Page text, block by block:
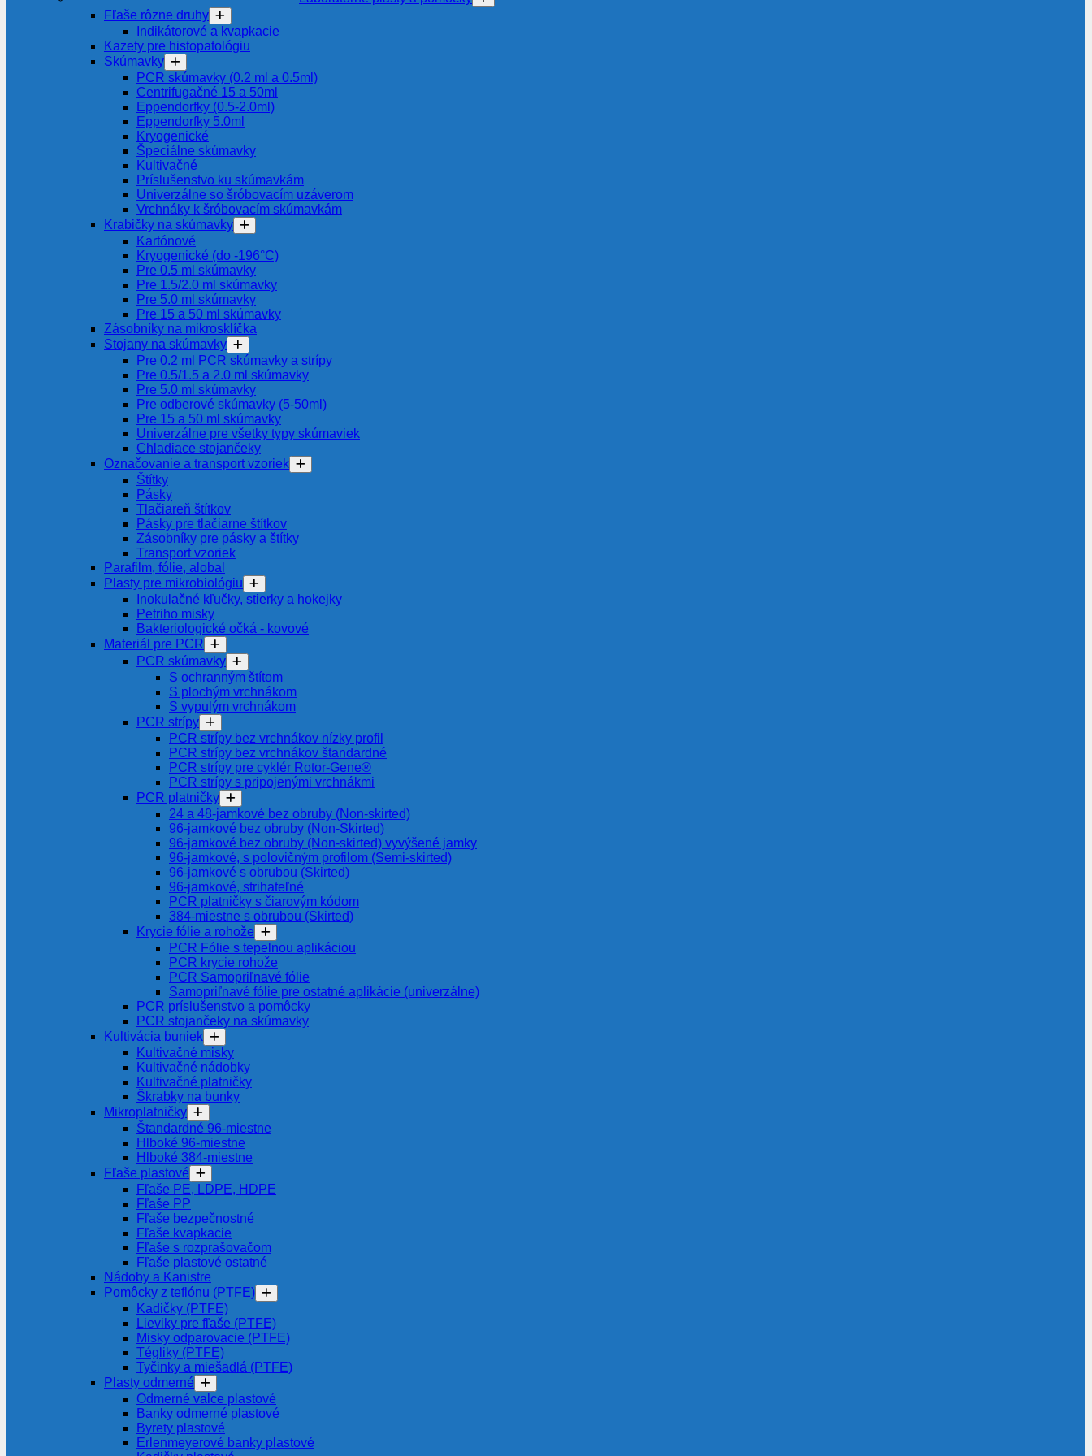
Fľaše rôzne druhy
Indikátorové a kvapkacie
Kazety pre histopatológiu
Skúmavky
PCR skúmavky (0.2 ml a 0.5ml)
Centrifugačné 15 a 50ml
Eppendorfky (0.5-2.0ml)
Eppendorfky 5.0ml
Kryogenické
Špeciálne skúmavky
Kultivačné
Príslušenstvo ku skúmavkám
Univerzálne so šróbovacím uzáverom
Vrchnáky k šróbovacím skúmavkám
Krabičky na skúmavky
Kartónové
Kryogenické (do -196°C)
Pre 0.5 ml skúmavky
Pre 1.5/2.0 ml skúmavky
Pre 5.0 ml skúmavky
Pre 15 a 50 ml skúmavky
Zásobníky na mikrosklíčka
Stojany na skúmavky
Pre 0.2 ml PCR skúmavky a strípy
Pre 0.5/1.5 a 2.0 ml skúmavky
Pre 5.0 ml skúmavky
Pre odberové skúmavky (5-50ml)
Pre 15 a 50 ml skúmavky
Univerzálne pre všetky typy skúmaviek
Chladiace stojančeky
Označovanie a transport vzoriek
Štítky
Pásky
Tlačiareň štítkov
Pásky pre tlačiarne štítkov
Zásobníky pre pásky a štítky
Transport vzoriek
Parafilm, fólie, alobal
Plasty pre mikrobiológiu
Inokulačné kľučky, stierky a hokejky
Petriho misky
Bakteriologické očká - kovové
Materiál pre PCR
PCR skúmavky
S ochranným štítom
S plochým vrchnákom
S vypulým vrchnákom
PCR strípy
PCR strípy bez vrchnákov nízky profil
PCR strípy bez vrchnákov štandardné
PCR strípy pre cyklér Rotor-Gene®
PCR strípy s pripojenými vrchnákmi
PCR platničky
24 a 48-jamkové bez obruby (Non-skirted)
96-jamkové bez obruby (Non-Skirted)
96-jamkové bez obruby (Non-skirted) vyvýšené jamky
96-jamkové, s polovičným profilom (Semi-skirted)
96-jamkové s obrubou (Skirted)
96-jamkové, strihateľné
PCR platničky s čiarovým kódom
384-miestne s obrubou (Skirted)
Krycie fólie a rohože
PCR Fólie s tepelnou aplikáciou
PCR krycie rohože
PCR Samopriľnavé fólie
Samopriľnavé fólie pre ostatné aplikácie (univerzálne)
PCR príslušenstvo a pomôcky
PCR stojančeky na skúmavky
Kultivácia buniek
Kultivačné misky
Kultivačné nádobky
Kultivačné platničky
Škrabky na bunky
Mikroplatničky
Štandardné 96-miestne
Hlboké 96-miestne
Hlboké 384-miestne
Fľaše plastové
Fľaše PE, LDPE, HDPE
Fľaše PP
Fľaše bezpečnostné
Fľaše kvapkacie
Fľaše s rozprašovačom
Fľaše plastové ostatné
Nádoby a Kanistre
Pomôcky z teflónu (PTFE)
Kadičky (PTFE)
Lieviky pre fľaše (PTFE)
Misky odparovacie (PTFE)
Tégliky (PTFE)
Tyčinky a miešadlá (PTFE)
Plasty odmerné
Odmerné valce plastové
Banky odmerné plastové
Byrety plastové
Erlenmeyerové banky plastové